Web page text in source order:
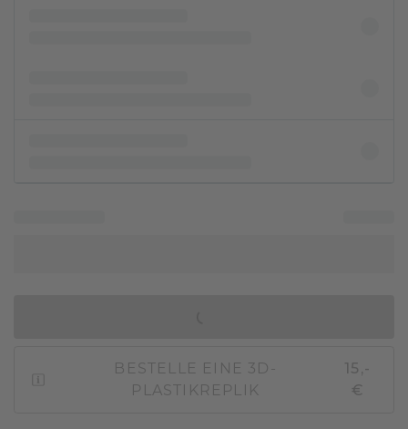
BESTELLE EINE 3D-
PLASTIKREPLIK
15,-
€